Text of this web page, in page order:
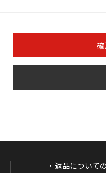
・返品について